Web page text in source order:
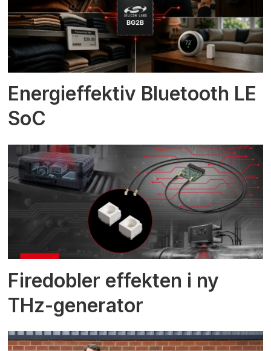
Energieffektiv Bluetooth LE
SoC
Firedobler effekten i ny
THz-generator